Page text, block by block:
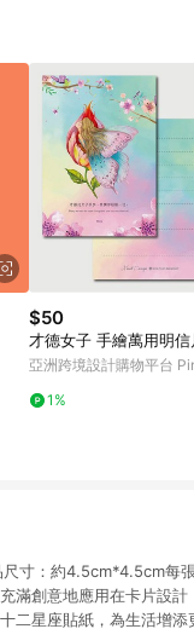
$50
才德女子 手繪萬用明信
亞洲跨境設計購物平台
1%
尺寸：約4.5cm*4.5cm每
滿創意地應用在卡片設計
二星座貼紙，為生活增添